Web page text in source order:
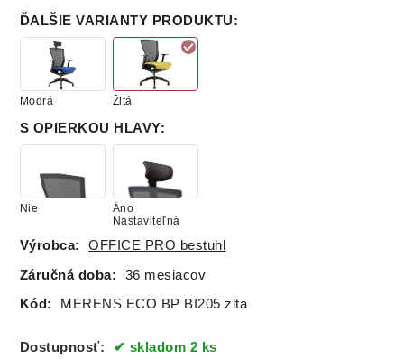
ĎALŠIE VARIANTY PRODUKTU:
Modrá Žltá
S OPIERKOU HLAVY:
Nie
Áno
Nastaviteľná
Výrobca: OFFICE PRO bestuhl
Záručná doba: 36 mesiacov
Kód: MERENS ECO BP BI205 zlta
Dostupnosť: skladom 2 ks